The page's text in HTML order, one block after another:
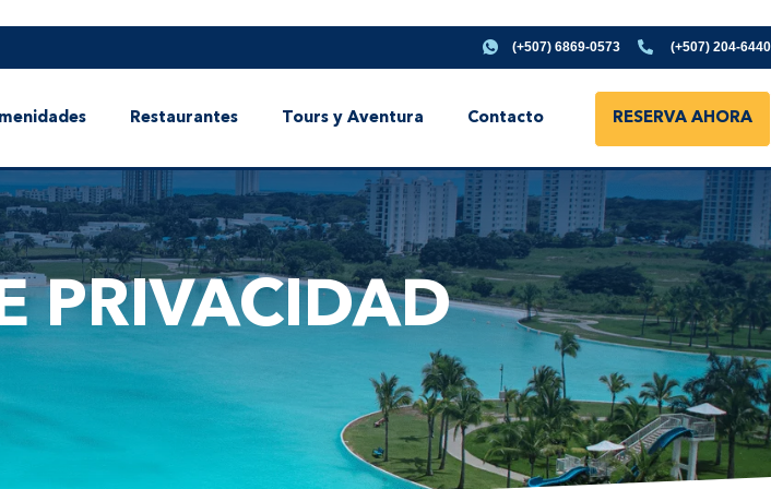
(+507) 6869-0573 (+507) 204-6440
Restaurantes Tours y Aventura Contacto RESERVA AHORA
PRIVACIDAD